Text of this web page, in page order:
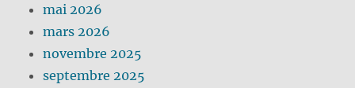
mai 2026
mars 2026
novembre 2025
septembre 2025